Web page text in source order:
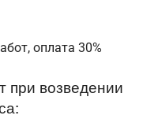
оплата 30%
при возведении